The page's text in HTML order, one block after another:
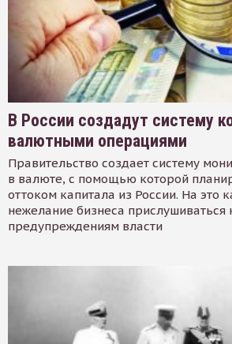
В России создадут систему
валютными операциями
Правительство создает систему
в валюте, с помощью которой
оттоком капитала из России. На это
нежелание бизнеса прислушиваться
предупреждениям власти